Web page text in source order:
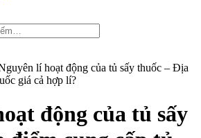
lí hoạt động của tủ sấy thuốc – Địa
giá cả hợp lí?
động của tủ sấy